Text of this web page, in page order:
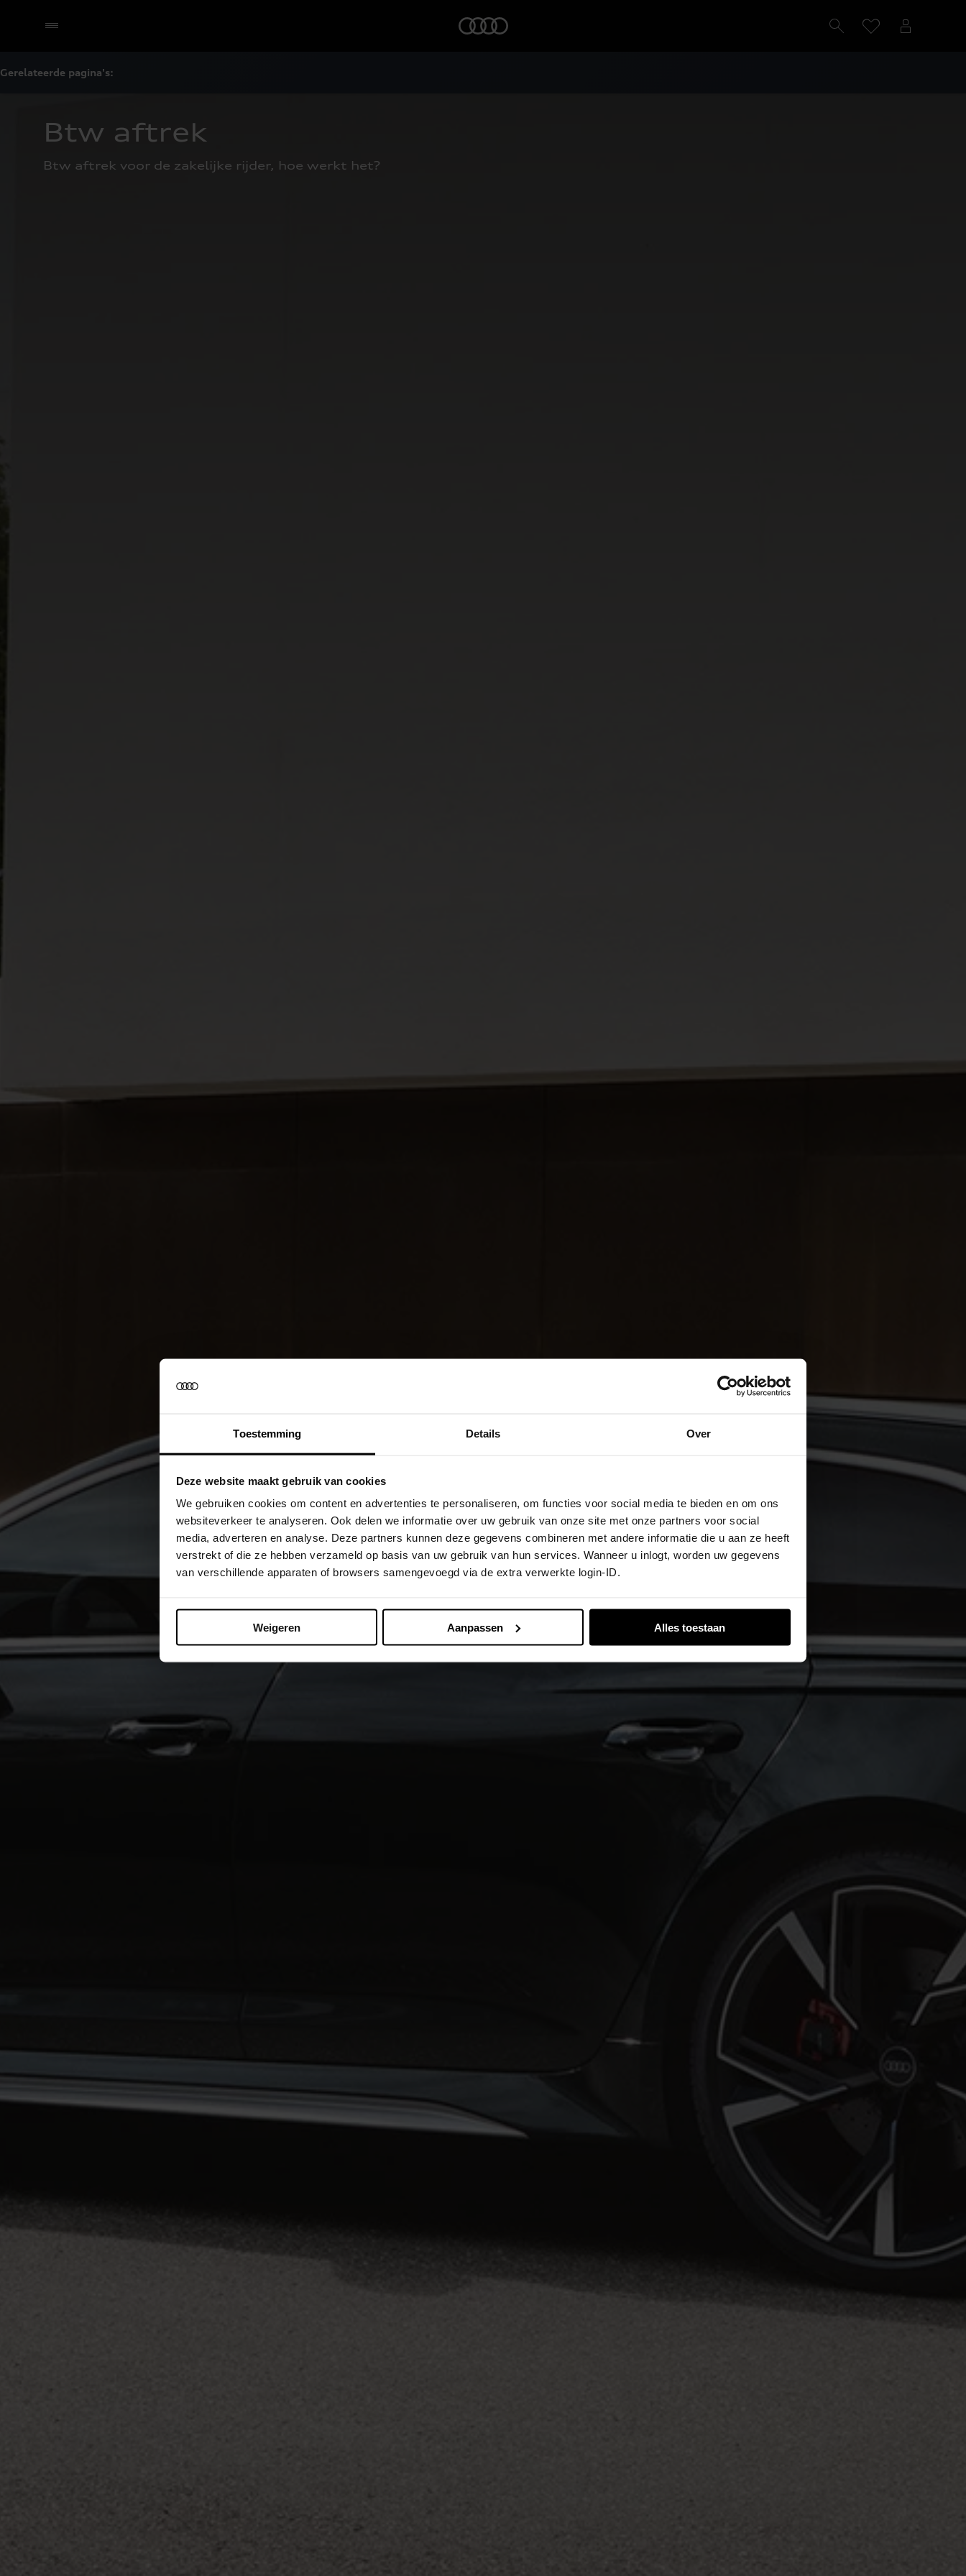
Toestemming Details Over
Deze website maakt gebruik van cookies
We gebruiken cookies om content en advertenties te personaliseren, om functies voor social media te bieden en om ons
websiteverkeer te analyseren. Ook delen we informatie over uw gebruik van onze site met onze partners voor social
media, adverteren en analyse. Deze partners kunnen deze gegevens combineren met andere informatie die u aan ze heeft
verstrekt of die ze hebben verzameld op basis van uw gebruik van hun services. Wanneer u inlogt, worden uw gegevens
van verschillende apparaten of browsers samengevoegd via de extra verwerkte login-ID.
Weigeren Aanpassen Alles toestaan
Gerelateerde pagina's:
Btw aftrek
Btw aftrek voor de zakelijke rijder, hoe werkt het?